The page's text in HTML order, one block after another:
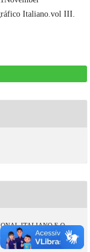
Italiano.vol III.
ITALIANO E O
Em Análise ,